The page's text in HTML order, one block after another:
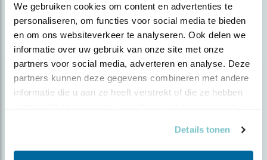
We gebruiken cookies om content en advertenties te
personaliseren, om functies voor social media te bieden
en om ons websiteverkeer te analyseren. Ook delen we
informatie over uw gebruik van onze site met onze
partners voor social media, adverteren en analyse. Deze
partners kunnen deze gegevens combineren met andere
informatie die u aan ze heeft verstrekt of die ze hebben
Details tonen
Door Aster Boeschoten